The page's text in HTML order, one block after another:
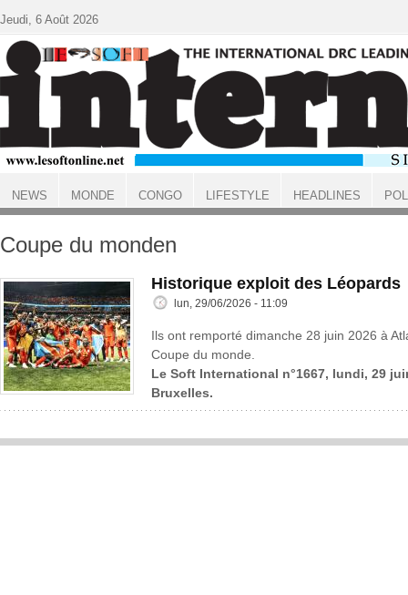
ACCUEIL
Coupe du monden
Historique exploit des Léopards
lun, 29/06/2026 - 11:09
Ils ont remporté dimanche 28 juin 2026 à
Coupe du monde.
Le Soft International n°1667, lundi, 29
Bruxelles.
Jeudi, 6 Août 2026
NEWS MONDE CONGO LIFESTYLE HEADLINES